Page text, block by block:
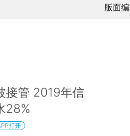
版面
接管 2019年信
28%
打开